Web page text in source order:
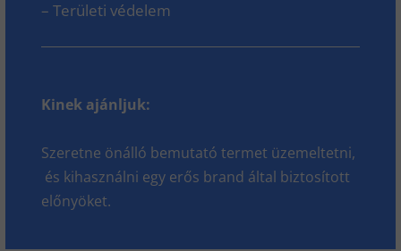
– Területi védelem
Kinek ajánljuk:
Szeretne önálló bemutató termet üzemeltetni,
és kihasználni egy erős brand által biztosított
előnyöket.